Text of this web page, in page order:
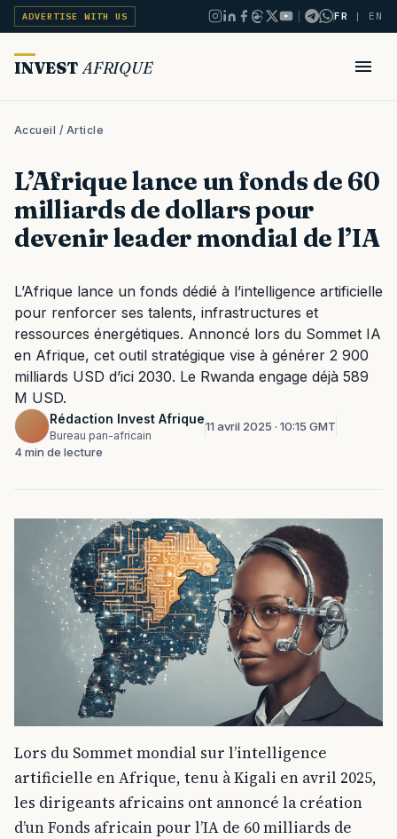
ADVERTISE WITH US | FR | EN
INVEST AFRIQUE
Accueil / Article
L’Afrique lance un fonds de 60
milliards de dollars pour
devenir leader mondial de l’IA
L’Afrique lance un fonds dédié à l’intelligence artificielle
pour renforcer ses talents, infrastructures et
ressources énergétiques. Annoncé lors du Sommet IA
en Afrique, cet outil stratégique vise à générer 2 900
milliards USD d’ici 2030. Le Rwanda engage déjà 589
M USD.
Rédaction Invest Afrique
Bureau pan-africain
11 avril 2025 · 10:15 GMT
4 min de lecture
Lors du Sommet mondial sur l’intelligence
artificielle en Afrique, tenu à Kigali en avril 2025,
les dirigeants africains ont annoncé la création
d’un Fonds africain pour l’IA de 60 milliards de